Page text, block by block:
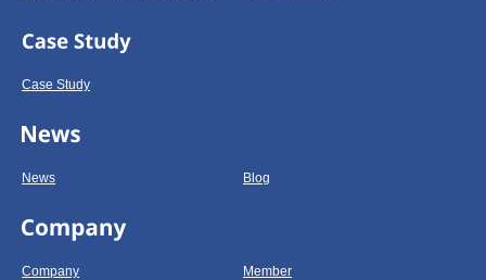
Case Study
News Blog
Company Member